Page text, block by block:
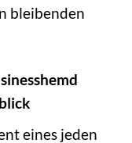
bleibenden
eines jeden